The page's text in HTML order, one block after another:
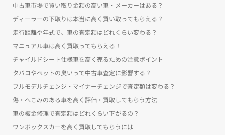
中古車市場で買い取り金額の高い車・メーカーはある？
ディーラーの下取りは本当に高く買い取ってもらえる？
走行距離や年式で、車の査定額はどれくらい変わる？
マニュアル車は高く買取ってもらえる！
チャイルドシート仕様車を高く売るための注意ポイント
タバコやペットの臭いって中古車査定に影響する？
フルモデルチェンジ・マイナーチェンジで査定額は変わる？
傷・へこみのある車を高く評価・買取してもらう方法
車の板金修理で査定額はどれくらい下がるの？
ワンボックスカーを高く買取してもらうには